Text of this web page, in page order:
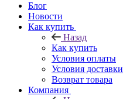
Блог
Новости
Как купить
Назад
Как купить
Условия оплаты
Условия доставки
Возврат товара
Компания